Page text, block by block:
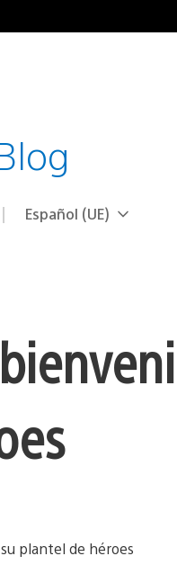
Selecciona
Región
Español (UE)